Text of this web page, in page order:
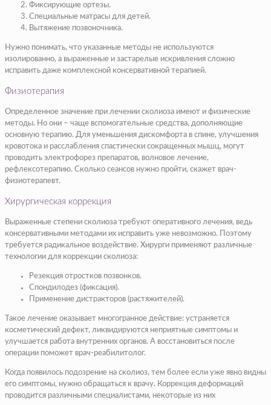
Фиксирующие ортезы.
Специальные матрасы для детей.
Вытяжение позвоночника.
Нужно понимать, что указанные методы не используются
изолированно, а выраженные и застарелые искривления сложно
исправить даже комплексной консервативной терапией.
Физиотерапия
Определенное значение при лечении сколиоза имеют и физические
методы. Но они – чаще вспомогательные средства, дополняющие
основную терапию. Для уменьшения дискомфорта в спине, улучшения
кровотока и расслабления спастически сокращенных мышц, могут
проводить электрофорез препаратов, волновое лечение,
рефлексотерапию. Сколько сеансов нужно пройти, скажет врач-
физиотерапевт.
Хирургическая коррекция
Выраженные степени сколиоза требуют оперативного лечения, ведь
консервативными методами их исправить уже невозможно. Поэтому
требуется радикальное воздействие. Хирурги применяют различные
технологии для коррекции сколиоза:
Резекция отростков позвонков.
Спондилодез (фиксация).
Применение дистракторов (растяжителей).
Такое лечение оказывает многогранное действие: устраняется
косметический дефект, ликвидируются неприятные симптомы и
улучшается работа внутренних органов. А восстановиться после
операции поможет врач-реабилитолог.
Когда появилось подозрение на сколиоз, тем более если уже явно видны
его симптомы, нужно обращаться к врачу. Коррекция деформаций
проводится различными специалистами, некоторые из них